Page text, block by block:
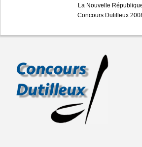
La Nouvelle
Concours Dutilleux